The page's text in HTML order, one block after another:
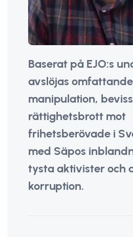
Baserat på EJO:s
avslöjas omfattande
manipulation,
rättighetsbrott mot
frihetsberövade i
med Säpos
tysta aktivister och
korruption.